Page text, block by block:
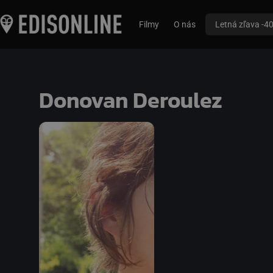
Filmy O nás Letná zľava -
Donovan Deroulez